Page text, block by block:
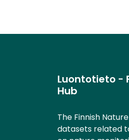
Luontotieto -
Hub
The Finnish
datasets related